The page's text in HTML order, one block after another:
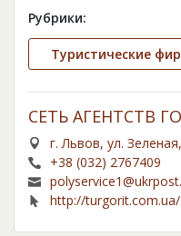
Рубрики:
Туристические
СЕТЬ АГЕНТСТВ
г. Львов, ул.
+38 (032) 2767409
http://turgorit.com.ua/